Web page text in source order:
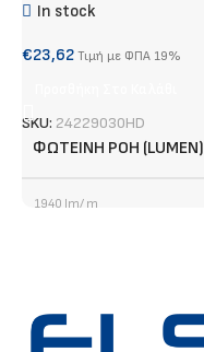
In stock
€23,62 Τιμή με ΦΠΑ 19%
SKU: 24229030HD
ΦΩΤΕΙΝΉ ΡΟΉ (LUMEN)
1940 lm/ m
ΕΓΓΎΗΣΗ 3 χρόνια